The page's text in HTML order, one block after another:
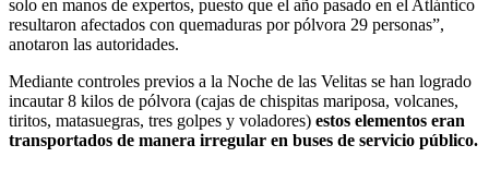
solo en manos de expertos, puesto que el año pasado en el Atlántico
resultaron afectados con quemaduras por pólvora 29 personas”,
anotaron las autoridades.
Mediante controles previos a la Noche de las Velitas se han logrado
incautar 8 kilos de pólvora (cajas de chispitas mariposa, volcanes,
tiritos, matasuegras, tres golpes y voladores) estos elementos eran
transportados de manera irregular en buses de servicio público.